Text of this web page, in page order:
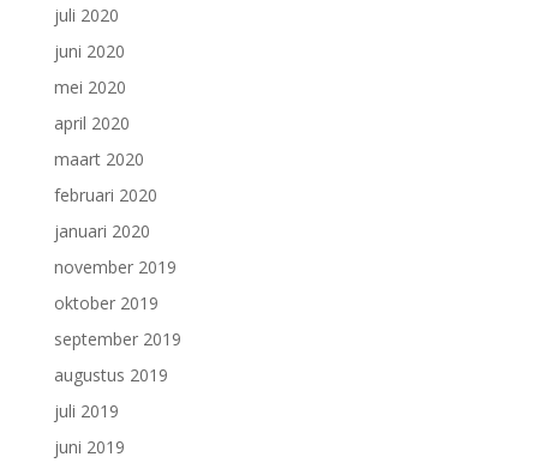
juli 2020
juni 2020
mei 2020
april 2020
maart 2020
februari 2020
januari 2020
november 2019
oktober 2019
september 2019
augustus 2019
juli 2019
juni 2019